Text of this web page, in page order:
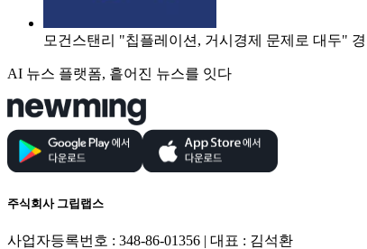
모건스탠리 "칩플레이션, 거시경제 문제로 대두"
AI 뉴스 플랫폼, 흩어진 뉴스를 잇다
주식회사 그립랩스
사업자등록번호 : 348-86-01356 | 대표 : 김석환